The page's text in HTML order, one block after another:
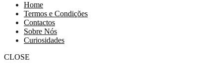
Home
Termos e Condições
Contactos
Sobre Nós
Curiosidades
CLOSE